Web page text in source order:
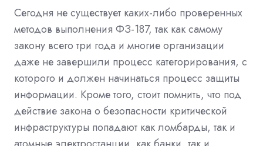
Сегодня не существует каких-либо проверенных
методов выполнения ФЗ-187, так как самому
закону всего три года и многие организации
даже не завершили процесс категорирования, с
которого и должен начинаться процесс защиты
информации. Кроме того, стоит помнить, что под
действие закона о безопасности критической
инфраструктуры попадают как ломбарды, так и